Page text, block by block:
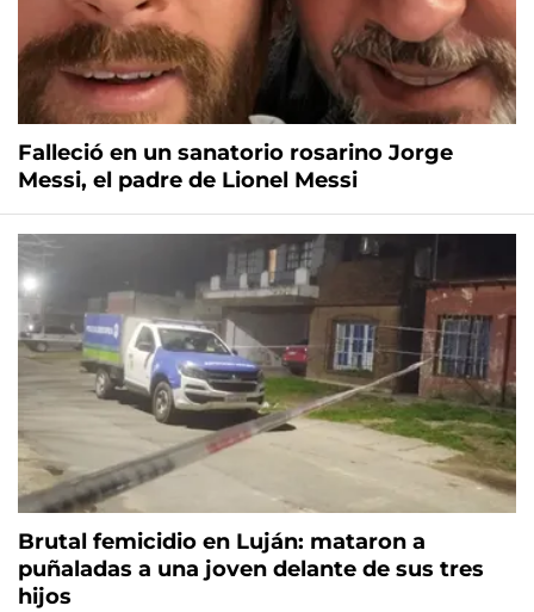
Falleció en un sanatorio rosarino Jorge
Messi, el padre de Lionel Messi
Brutal femicidio en Luján: mataron a
puñaladas a una joven delante de sus tres
hijos